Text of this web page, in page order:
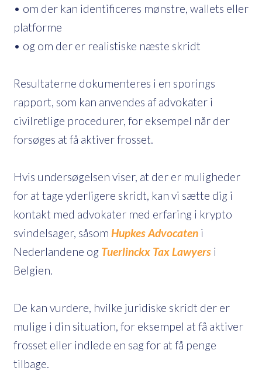
• om der kan identificeres mønstre, wallets eller
platforme
• og om der er realistiske næste skridt
Resultaterne dokumenteres i en sporings
rapport, som kan anvendes af advokater i
civilretlige procedurer, for eksempel når der
forsøges at få aktiver frosset.
Hvis undersøgelsen viser, at der er muligheder
for at tage yderligere skridt, kan vi sætte dig i
kontakt med advokater med erfaring i krypto
svindelsager, såsom Hupkes Advocaten i
Nederlandene og Tuerlinckx Tax Lawyers i
Belgien.
De kan vurdere, hvilke juridiske skridt der er
mulige i din situation, for eksempel at få aktiver
frosset eller indlede en sag for at få penge
tilbage.